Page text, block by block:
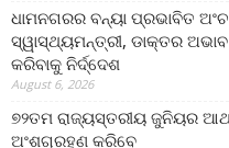
ଧାମନଗରର ବନ୍ୟା ପ୍ରଭାବିତ
ସ୍ୱାସ୍ଥ୍ୟମନ୍ତ୍ରୀ, ଡାକ୍ତର
କରିବାକୁ ନିର୍ଦ୍ଦେଶ
August 6, 2026
୭୨ତମ ରାଜ୍ୟସ୍ତରୀୟ ଜୁନିୟର
ଅଂଶଗ୍ରହଣ କରିବେ